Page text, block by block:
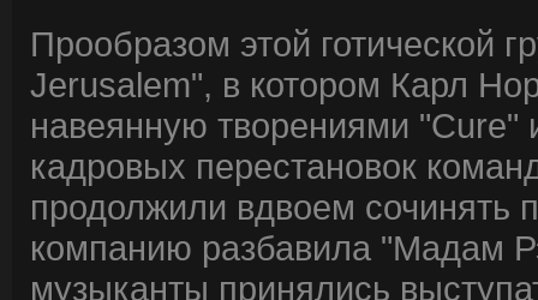
Прообразом этой готической
Jerusalem", в котором Карл
навеянную творениями "Cure"
кадровых перестановок
продолжили вдвоем сочинять
компанию разбавила "Мадам
музыканты принялись